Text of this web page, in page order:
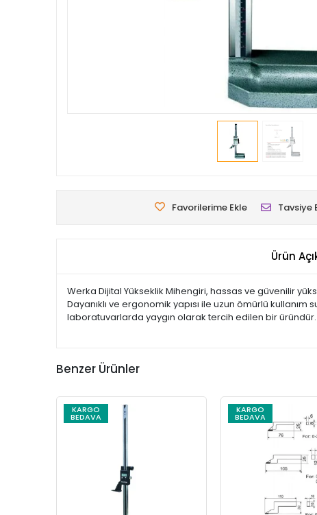
Favorilerime Ekle Tavsiye
Ürün
Werka Dijital Yükseklik Mihengiri, hassas ve güvenilir
Dayanıklı ve ergonomik yapısı ile uzun ömürlü
laboratuvarlarda yaygın olarak tercih edilen bir üründür.
Benzer Ürünler
KARGO
BEDAVA
KARGO
BEDAVA